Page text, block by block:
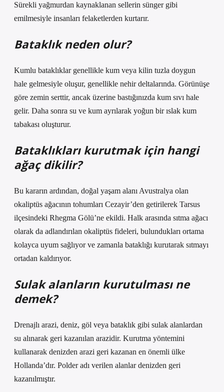
Sürekli yağmurdan kaynaklanan sellerin sünger gibi
emilmesiyle insanları felaketlerden kurtarır.
Bataklık neden olur?
Kumlu bataklıklar genellikle kum veya kilin tuzla doygun
hale gelmesiyle oluşur, genellikle nehir deltalarında. Görünüşe
göre zemin serttir, ancak üzerine bastığınızda kum sıvı hale
gelir. Daha sonra su ve kum ayrılarak yoğun bir ıslak kum
tabakası oluşturur.
Bataklıkları kurutmak için hangi
ağaç dikilir?
Bu kararın ardından, doğal yaşam alanı Avustralya olan
okaliptüs ağacının tohumları Cezayir’den getirilerek Tarsus
ilçesindeki Rhegma Gölü’ne ekildi. Halk arasında sıtma ağacı
olarak da adlandırılan okaliptüs fideleri, bulundukları ortama
kolayca uyum sağlıyor ve zamanla bataklığı kurutarak sıtmayı
ortadan kaldırıyor.
Sulak alanların kurutulması ne
demek?
Drenajlı arazi, deniz, göl veya bataklık gibi sulak alanlardan
su alınarak geri kazanılan arazidir. Kurutma yöntemini
kullanarak denizden arazi geri kazanan en önemli ülke
Hollanda’dır. Polder adı verilen alanlar denizden geri
kazanılmıştır.